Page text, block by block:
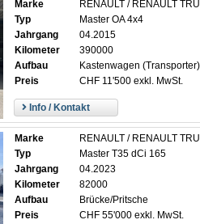
Marke
RENAULT / RENAULT
Typ
Master OA 4x4
Jahrgang
04.2015
Kilometer
390000
Aufbau
Kastenwagen (Transporter)
Preis
CHF 11'500 exkl. MwSt.
Info / Kontakt
Marke
RENAULT / RENAULT
Typ
Master T35 dCi 165
Jahrgang
04.2023
Kilometer
82000
Aufbau
Brücke/Pritsche
Preis
CHF 55'000 exkl. MwSt.